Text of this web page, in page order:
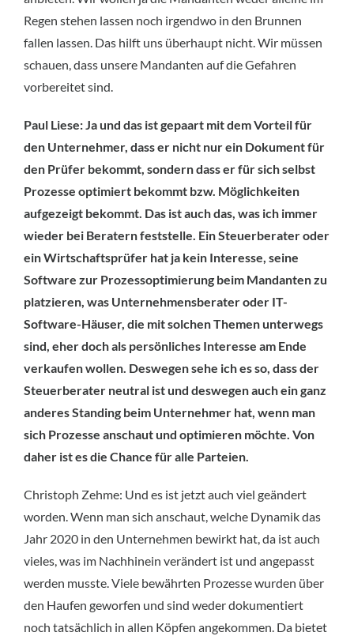
Regen stehen lassen noch irgendwo in den Brunnen
fallen lassen. Das hilft uns überhaupt nicht. Wir müssen
schauen, dass unsere Mandanten auf die Gefahren
vorbereitet sind.
Paul Liese: Ja und das ist gepaart mit dem Vorteil für
den Unternehmer, dass er nicht nur ein Dokument für
den Prüfer bekommt, sondern dass er für sich selbst
Prozesse optimiert bekommt bzw. Möglichkeiten
aufgezeigt bekommt. Das ist auch das, was ich immer
wieder bei Beratern feststelle. Ein Steuerberater oder
ein Wirtschaftsprüfer hat ja kein Interesse, seine
Software zur Prozessoptimierung beim Mandanten zu
platzieren, was Unternehmensberater oder IT-
Software-Häuser, die mit solchen Themen unterwegs
sind, eher doch als persönliches Interesse am Ende
verkaufen wollen. Deswegen sehe ich es so, dass der
Steuerberater neutral ist und deswegen auch ein ganz
anderes Standing beim Unternehmer hat, wenn man
sich Prozesse anschaut und optimieren möchte. Von
daher ist es die Chance für alle Parteien.
Christoph Zehme: Und es ist jetzt auch viel geändert
worden. Wenn man sich anschaut, welche Dynamik das
Jahr 2020 in den Unternehmen bewirkt hat, da ist auch
vieles, was im Nachhinein verändert ist und angepasst
werden musste. Viele bewährten Prozesse wurden über
den Haufen geworfen und sind weder dokumentiert
noch tatsächlich in allen Köpfen angekommen. Da bietet